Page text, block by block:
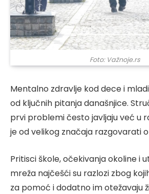
Foto: Važnoje.rs
Mentalno zdravlje kod dece i
od ključnih pitanja današnjice.
prvi problemi često javljaju već u
je od velikog značaja razgovarati
Pritisci škole, očekivanja okoline i
mreža najčešći su razlozi zbog
za pomoć i dodatno im otežavaju